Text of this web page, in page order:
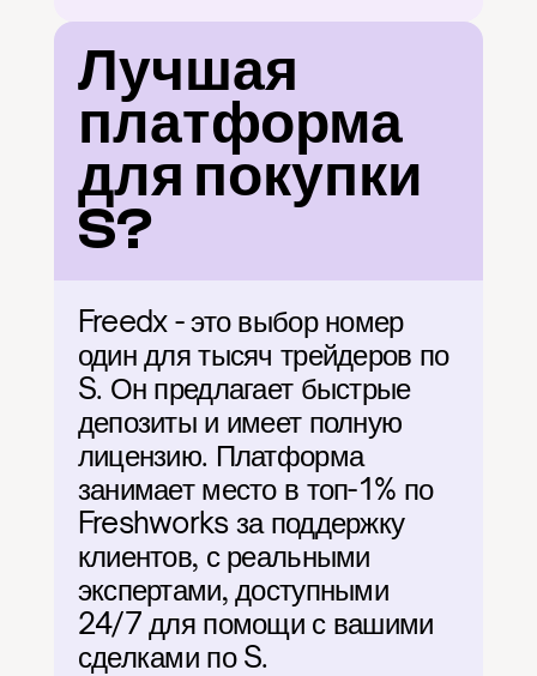
Лучшая
платформа
для покупки
S?
Freedx - это выбор номер
один для тысяч трейдеров по
S. Он предлагает быстрые
депозиты и имеет полную
лицензию. Платформа
занимает место в топ-1% по
Freshworks за поддержку
клиентов, с реальными
экспертами, доступными
24/7 для помощи с вашими
сделками по S.